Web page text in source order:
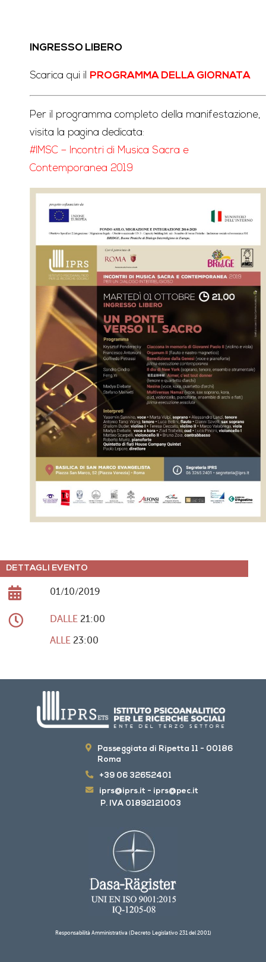
DETTAGLI EVENTO
01/10/2019
DALLE21:00
ALLE23:00
INGRESSO LIBERO
Scarica qui il PROGRAMMA DELLA GIORNATA
Per il programma completo della manifestazione,
visita la pagina dedicata:
#IMSC – Incontri di Musica Sacra e
Contemporanea 2019
Passeggiata di Ripetta 11 - 00186
Roma
+39 06 32652401
iprs@iprs.it - iprs@pec.it
P. IVA 01892121003
Responsabilità Amministrativa (Decreto Legislativo 231 del 2001)